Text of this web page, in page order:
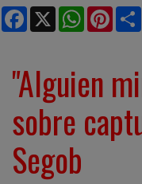
Facebook
X WhatsApp
"Alguien
sobre
Segob